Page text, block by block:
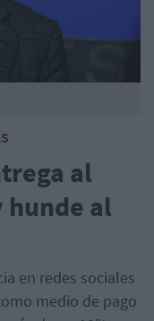
al
hunde al
en redes sociales
medio de pago